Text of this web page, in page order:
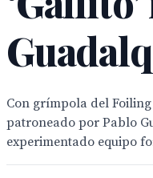
Con grímpola del Foiling
patroneado por Pablo
experimentado equipo